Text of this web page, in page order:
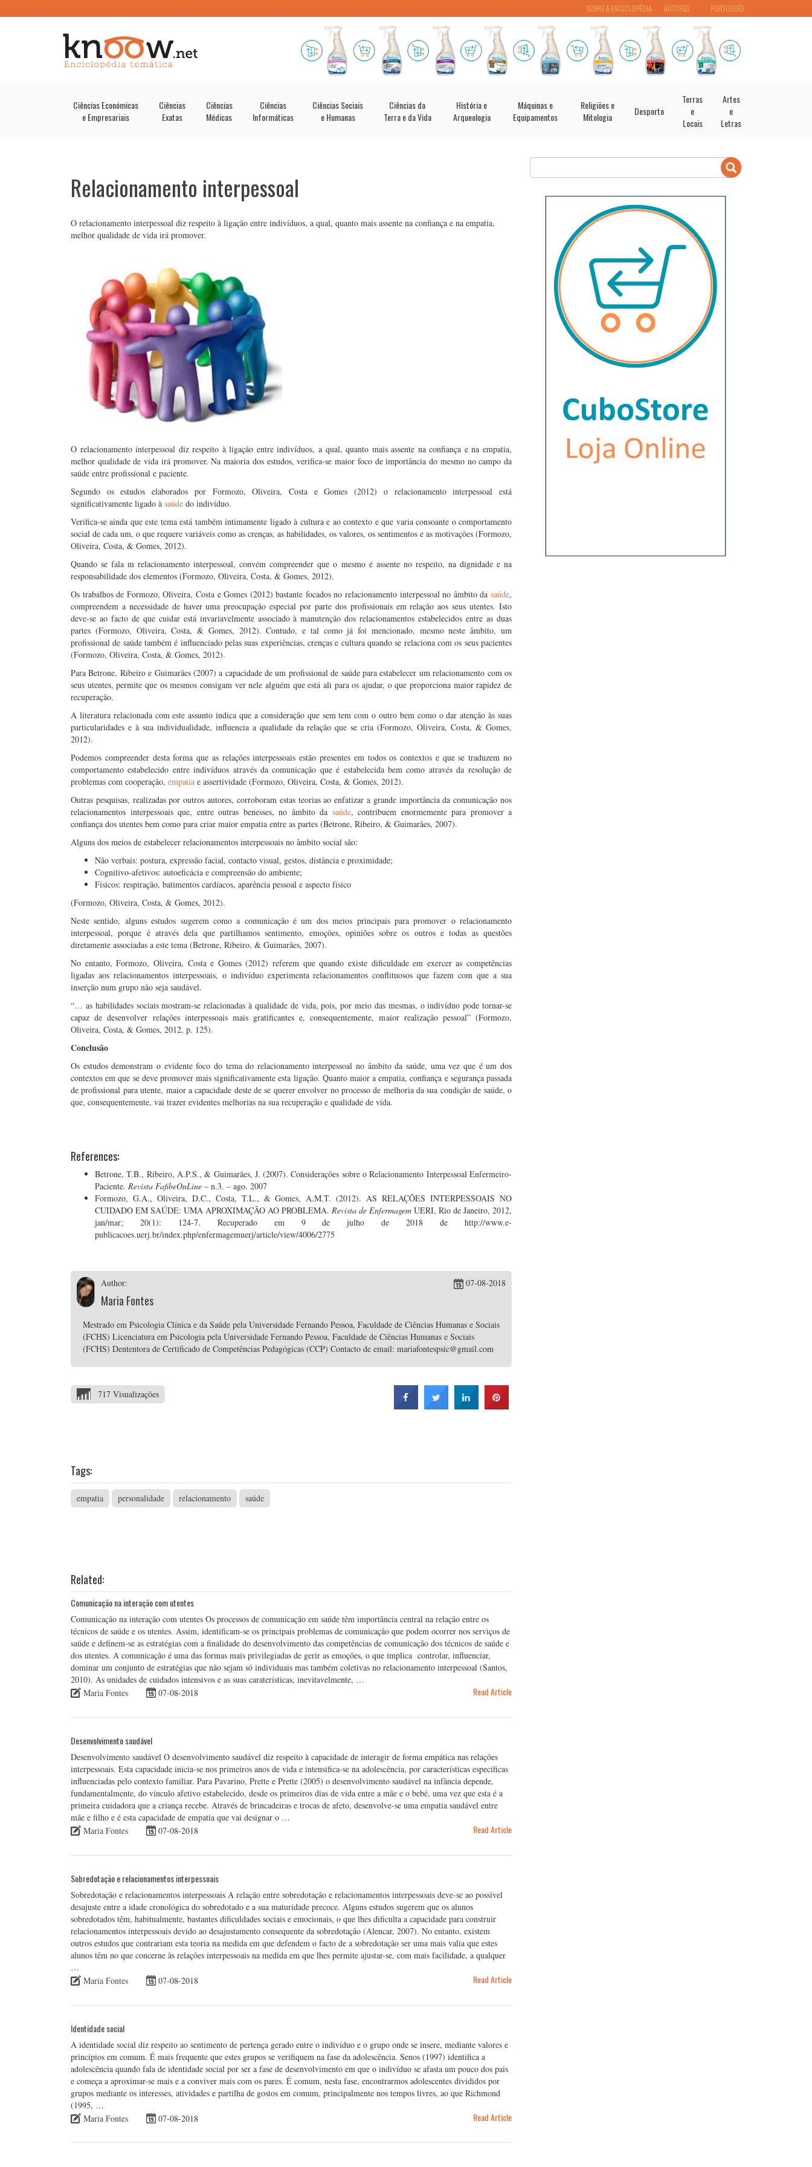
PORTUGUÊS
SOBRE A ENCICLOPÉDIA AUTORES
Ciências Económicas
e Empresariais
Ciências
Exatas
Ciências
Médicas
Ciências
Informáticas
Ciências Sociais
e Humanas
Ciências da
Terra e da Vida
História e
Arqueologia
Máquinas e
Equipamentos
Religiões e
Mitologia
Desporto
Terras
e
Locais
Artes
e
Letras
Relacionamento interpessoal
O relacionamento interpessoal diz respeito à ligação entre indivíduos, a qual, quanto mais assente na confiança e na empatia,
melhor qualidade de vida irá promover.
O relacionamento interpessoal diz respeito à ligação entre indivíduos, a qual, quanto mais assente na confiança e na empatia,
melhor qualidade de vida irá promover. Na maioria dos estudos, verifica-se maior foco de importância do mesmo no campo da
saúde entre profissional e paciente.
Segundo os estudos elaborados por Formozo, Oliveira, Costa e Gomes (2012) o relacionamento interpessoal está
significativamente ligado à saúde do indivíduo.
Verifica-se ainda que este tema está também intimamente ligado à cultura e ao contexto e que varia consoante o comportamento
social de cada um, o que requere variáveis como as crenças, as habilidades, os valores, os sentimentos e as motivações (Formozo,
Oliveira, Costa, & Gomes, 2012).
Quando se fala m relacionamento interpessoal, convém compreender que o mesmo é assente no respeito, na dignidade e na
responsabilidade dos elementos (Formozo, Oliveira, Costa, & Gomes, 2012).
Os trabalhos de Formozo, Oliveira, Costa e Gomes (2012) bastante focados no relacionamento interpessoal no âmbito da saúde,
compreendem a necessidade de haver uma preocupação especial por parte dos profissionais em relação aos seus utentes. Isto
deve-se ao facto de que cuidar está invariavelmente associado à manutenção dos relacionamentos estabelecidos entre as duas
partes (Formozo, Oliveira, Costa, & Gomes, 2012). Contudo, e tal como já foi mencionado, mesmo neste âmbito, um
profissional de saúde também é influenciado pelas suas experiências, crenças e cultura quando se relaciona com os seus pacientes
(Formozo, Oliveira, Costa, & Gomes, 2012).
Para Betrone, Ribeiro e Guimarães (2007) a capacidade de um profissional de saúde para estabelecer um relacionamento com os
seus utentes, permite que os mesmos consigam ver nele alguém que está ali para os ajudar, o que proporciona maior rapidez de
recuperação.
A literatura relacionada com este assunto indica que a consideração que sem tem com o outro bem como o dar atenção às suas
particularidades e à sua individualidade, influencia a qualidade da relação que se cria (Formozo, Oliveira, Costa, & Gomes,
2012).
Podemos compreender desta forma que as relações interpessoais estão presentes em todos os contextos e que se traduzem no
comportamento estabelecido entre indivíduos através da comunicação que é estabelecida bem como através da resolução de
problemas com cooperação, empatia e assertividade (Formozo, Oliveira, Costa, & Gomes, 2012).
Outras pesquisas, realizadas por outros autores, corroboram estas teorias ao enfatizar a grande importância da comunicação nos
relacionamentos interpessoais que, entre outras benesses, no âmbito da saúde, contribuem enormemente para promover a
confiança dos utentes bem como para criar maior empatia entre as partes (Betrone, Ribeiro, & Guimarães, 2007).
Alguns dos meios de estabelecer relacionamentos interpessoais no âmbito social são:
Não verbais: postura, expressão facial, contacto visual, gestos, distância e proximidade;
Cognitivo-afetivos: autoeficácia e compreensão do ambiente;
Físicos: respiração, batimentos cardíacos, aparência pessoal e aspecto físico
(Formozo, Oliveira, Costa, & Gomes, 2012).
Neste sentido, alguns estudos sugerem como a comunicação é um dos meios principais para promover o relacionamento
interpessoal, porque é através dela que partilhamos sentimento, emoções, opiniões sobre os outros e todas as questões
diretamente associadas a este tema (Betrone, Ribeiro, & Guimarães, 2007).
No entanto, Formozo, Oliveira, Costa e Gomes (2012) referem que quando existe dificuldade em exercer as competências
ligadas aos relacionamentos interpessoais, o indivíduo experimenta relacionamentos conflituosos que fazem com que a sua
inserção num grupo não seja saudável.
“… as habilidades sociais mostram-se relacionadas à qualidade de vida, pois, por meio das mesmas, o indivíduo pode tornar-se
capaz de desenvolver relações interpessoais mais gratificantes e, consequentemente, maior realização pessoal” (Formozo,
Oliveira, Costa, & Gomes, 2012, p. 125).
Conclusão
Os estudos demonstram o evidente foco do tema do relacionamento interpessoal no âmbito da saúde, uma vez que é um dos
contextos em que se deve promover mais significativamente esta ligação. Quanto maior a empatia, confiança e segurança passada
de profissional para utente, maior a capacidade deste de se querer envolver no processo de melhoria da sua condição de saúde, o
que, consequentemente, vai trazer evidentes melhorias na sua recuperação e qualidade de vida.
References:
Betrone, T.B., Ribeiro, A.P.S., & Guimarães, J. (2007). Considerações sobre o Relacionamento Interpessoal Enfermeiro-
Paciente. Revista FafibeOnLine – n.3. – ago. 2007
Formozo, G.A., Oliveira, D.C., Costa, T.L., & Gomes, A.M.T. (2012). AS RELAÇÕES INTERPESSOAIS NO
CUIDADO EM SAÚDE: UMA APROXIMAÇÃO AO PROBLEMA. Revista de Enfermagem UERI, Rio de Janeiro, 2012,
jan/mar; 20(1): 124-7. Recuperado em 9 de julho de 2018 de http://www.e-
publicacoes.uerj.br/index.php/enfermagemuerj/article/view/4006/2775
Author:
Maria Fontes
07-08-2018
Mestrado em Psicologia Clínica e da Saúde pela Universidade Fernando Pessoa, Faculdade de Ciências Humanas e Sociais
(FCHS) Licenciatura em Psicologia pela Universidade Fernando Pessoa, Faculdade de Ciências Humanas e Sociais
(FCHS) Dententora de Certificado de Competências Pedagógicas (CCP) Contacto de email: mariafontespsic@gmail.com
717 Visualizações
Tags:
empatia personalidade relacionamento saúde
Related:
Comunicação na interação com utentes
Comunicação na interação com utentes Os processos de comunicação em saúde têm importância central na relação entre os
técnicos de saúde e os utentes. Assim, identificam-se os principais problemas de comunicação que podem ocorrer nos serviços de
saúde e definem-se as estratégias com a finalidade do desenvolvimento das competências de comunicação dos técnicos de saúde e
dos utentes. A comunicação é uma das formas mais privilegiadas de gerir as emoções, o que implica controlar, influenciar,
dominar um conjunto de estratégias que não sejam só individuais mas também coletivas no relacionamento interpessoal (Santos,
2010). As unidades de cuidados intensivos e as suas caraterísticas, inevitavelmente, …
Maria Fontes
07-08-2018 Read Article
Desenvolvimento saudável
Desenvolvimento saudável O desenvolvimento saudável diz respeito à capacidade de interagir de forma empática nas relações
interpessoais. Esta capacidade inicia-se nos primeiros anos de vida e intensifica-se na adolescência, por características específicas
influenciadas pelo contexto familiar. Para Pavarino, Prette e Prette (2005) o desenvolvimento saudável na infância depende,
fundamentalmente, do vínculo afetivo estabelecido, desde os primeiros dias de vida entre a mãe e o bebé, uma vez que esta é a
primeira cuidadora que a criança recebe. Através de brincadeiras e trocas de afeto, desenvolve-se uma empatia saudável entre
mãe e filho e é esta capacidade de empatia que vai designar o …
Maria Fontes
07-08-2018 Read Article
Sobredotação e relacionamentos interpessoais
Sobredotação e relacionamentos interpessoais A relação entre sobredotação e relacionamentos interpessoais deve-se ao possível
desajuste entre a idade cronológica do sobredotado e a sua maturidade precoce. Alguns estudos sugerem que os alunos
sobredotados têm, habitualmente, bastantes dificuldades sociais e emocionais, o que lhes dificulta a capacidade para construir
relacionamentos interpessoais devido ao desajustamento consequente da sobredotação (Alencar, 2007). No entanto, existem
outros estudos que contrariam esta teoria na medida em que defendem o facto de a sobredotação ser uma mais valia que estes
alunos têm no que concerne às relações interpessoais na medida em que lhes permite ajustar-se, com mais facilidade, a qualquer
…
Maria Fontes
07-08-2018 Read Article
Identidade social
A identidade social diz respeito ao sentimento de pertença gerado entre o indivíduo e o grupo onde se insere, mediante valores e
princípios em comum. É mais frequente que estes grupos se verifiquem na fase da adolescência. Senos (1997) identifica a
adolescência quando fala de identidade social por ser a fase de desenvolvimento em que o indivíduo se afasta um pouco dos pais
e começa a aproximar-se mais e a conviver mais com os pares. É comum, nesta fase, encontrarmos adolescentes divididos por
grupos mediante os interesses, atividades e partilha de gostos em comum, principalmente nos tempos livres, ao que Richmond
(1995, …
Maria Fontes
07-08-2018 Read Article